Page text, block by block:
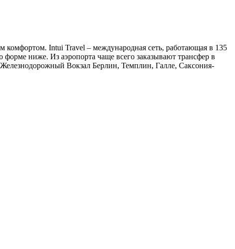
Intui Travel – международная сеть, работающая в 135
ниже. Из аэропорта чаще всего заказывают трансфер в
Вокзал Берлин, Темплин, Галле, Саксония-